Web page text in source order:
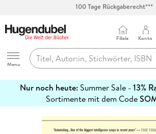
Abholung in über 100 Filialen
Hugendubel
Menu
Filiale Konto
Nur noch heute: Summer Sale - 13%
Sortimente mit dem Code
erfahren